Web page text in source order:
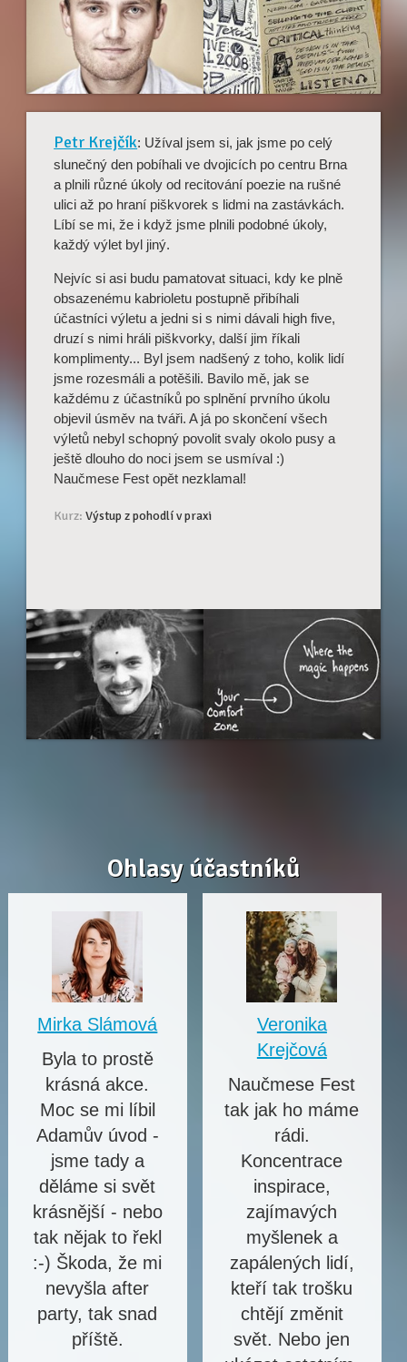
Petr Krejčík: Užíval jsem si, jak jsme po celý
slunečný den pobíhali ve dvojicích po centru Brna
a plnili různé úkoly od recitování poezie na rušné
ulici až po hraní piškvorek s lidmi na zastávkách.
Líbí se mi, že i když jsme plnili podobné úkoly,
každý výlet byl jiný.
Nejvíc si asi budu pamatovat situaci, kdy ke plně
obsazenému kabrioletu postupně přibíhali
účastníci výletu a jedni si s nimi dávali high five,
druzí s nimi hráli piškvorky, další jim říkali
komplimenty... Byl jsem nadšený z toho, kolik lidí
jsme rozesmáli a potěšili. Bavilo mě, jak se
každému z účastníků po splnění prvního úkolu
objevil úsměv na tváři. A já po skončení všech
výletů nebyl schopný povolit svaly okolo pusy a
ještě dlouho do noci jsem se usmíval :)
Naučmese Fest opět nezklamal!
Kurz: Výstup z pohodlí v praxi
Ohlasy účastníků
Mirka Slámová
Byla to prostě
krásná akce.
Moc se mi líbil
Adamův úvod -
jsme tady a
děláme si svět
krásnější - nebo
tak nějak to řekl
:-) Škoda, že mi
nevyšla after
party, tak snad
příště.
Veronika
Krejčová
Naučmese Fest
tak jak ho máme
rádi.
Koncentrace
inspirace,
zajímavých
myšlenek a
zapálených lidí,
kteří tak trošku
chtějí změnit
svět. Nebo jen